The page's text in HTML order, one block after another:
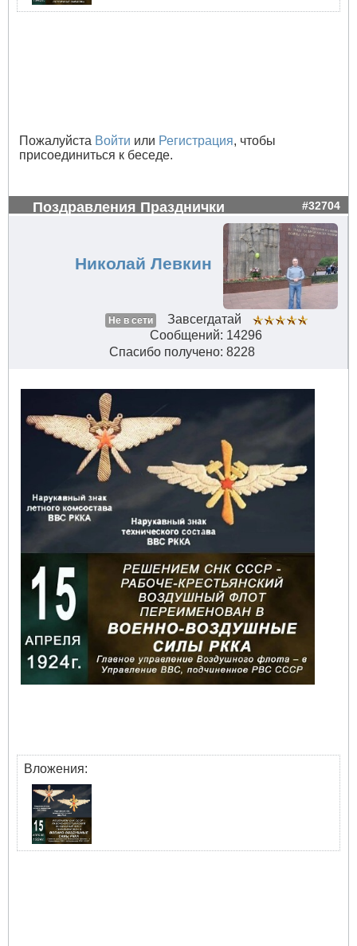
Пожалуйста Войти или Регистрация, чтобы
присоединиться к беседе.
Поздравления Празднички #32704
Николай Левкин
Не в сети
Завсегдатай
Сообщений: 14296
Спасибо получено: 8228
Вложения: